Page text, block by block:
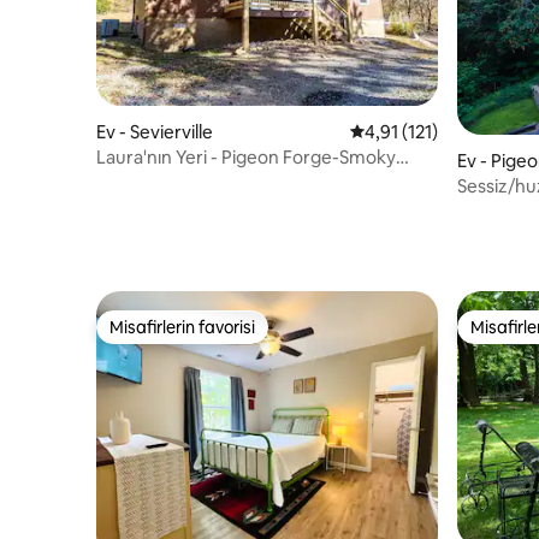
Ev - Sevierville 5 üzerinden ortalama
4,91 (121)
Laura'nın Yeri - Pigeon Forge-Smoky
Ev -
Sessiz/
Misafirlerin favorisi
Misafirlerin favorisi